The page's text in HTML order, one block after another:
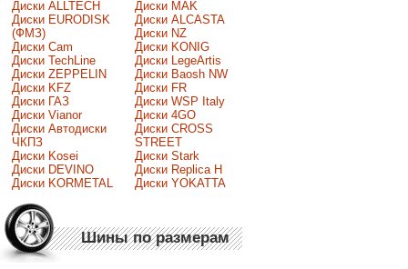
Диски ALLTECH
Диски EURODISK
(ФМЗ)
Диски Cam
Диски TechLine
Диски ZEPPELIN
Диски KFZ
Диски ГАЗ
Диски Vianor
Диски Автодиски
ЧКПЗ
Диски Kosei
Диски DEVINO
Диски KORMETAL
Диски MAK
Диски ALCASTA
Диски NZ
Диски KONIG
Диски LegeArtis
Диски Baosh NW
Диски FR
Диски WSP Italy
Диски 4GO
Диски CROSS
STREET
Диски Stark
Диски Replica H
Диски YOKATTA
Шины по размерам